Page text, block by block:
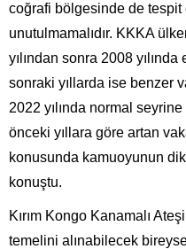
coğrafi bölgesinde de
unutulmamalıdır. KKKA
yılından sonra 2008
sonraki yıllarda ise benzer
2022 yılında normal
önceki yıllara göre artan
konusunda kamuoyunun
konuştu.
Kırım Kongo Kanamalı
temelini alınabilecek